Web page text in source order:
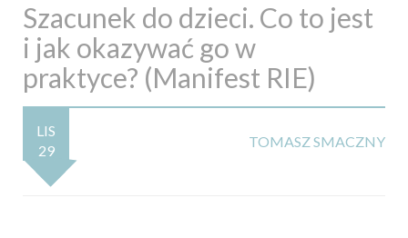
Szacunek do dzieci. Co to jest
i jak okazywać go w
praktyce? (Manifest RIE)
LIS
29
TOMASZ SMACZNY